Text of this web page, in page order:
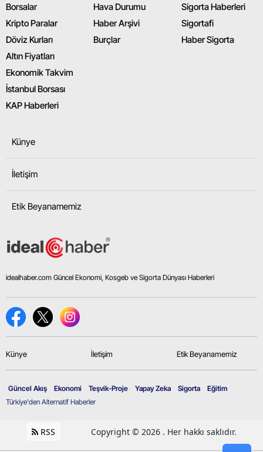
Mardin
Muğla
Sivas
Trabzon
Van
Borsalar
Kripto Paralar
Döviz Kurları
Altın Fiyatları
Ekonomik Takvim
İstanbul Borsası
KAP Haberleri
Hava Durumu
Haber Arşivi
Burçlar
Sigorta Haberleri
Sigortafi
Haber Sigorta
Künye
İletişim
Etik Beyanamemiz
idealhaber.com Güncel Ekonomi, Kosgeb ve Sigorta Dünyası Haberleri
Künye İletişim Etik Beyanamemiz
Türkiye'den Alternatif Haberler
Güncel Akış Ekonomi Teşvik-Proje Yapay Zeka Sigorta Eğitim
RSS Copyright © 2026 . Her hakkı saklıdır.